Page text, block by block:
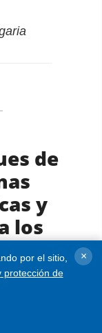
de
y
los
de
por el sitio,
protección de
×